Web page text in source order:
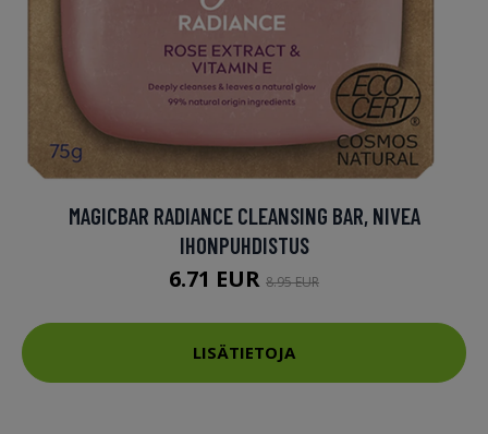
MAGICBAR RADIANCE CLEANSING BAR, NIVEA
IHONPUHDISTUS
6.71 EUR 8.95 EUR
LISÄTIETOJA